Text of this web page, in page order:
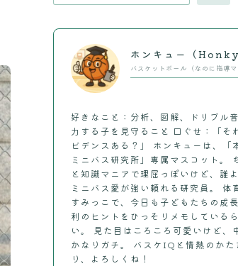
ホンキュー（
バスケットボール（なのに指導マ
好きなこと：分析、図解、ドリブル
力する子を見守ること 口ぐせ：「そ
ビデンスある？」 ホンキューは、「
ミニバス研究所」専属マスコット。
と知識マニアで理屈っぽいけど、誰
ミニバス愛が強い頼れる研究員。 体
すみっこで、今日も子どもたちの成
利のヒントをひっそりメモしている
い。 見た目はころころ可愛いけど、
かなりガチ。 バスケIQと情熱のかた
り、よろしくね！